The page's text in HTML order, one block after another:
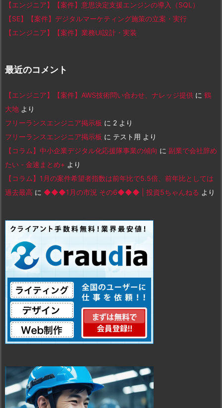
【エンジニア】【案件】意思決定支援エンジンの導入（SQL）
【SE】【案件】デジタルマーケティング施策の立案・実行
【エンジニア】【案件】業務UI設計・実装
最近のコメント
【エンジニア】【案件】AWS技術問い合わせ、ナレッジ提供 に 鶴
大地 より
フリーランスエンジニア掲示板 に 2 より
フリーランスエンジニア掲示板 に テスト用 より
【コラム】中小企業デジタル化応援隊事業の傾向 に 副業で会社辞め
たい - 金速まとめ+ より
【コラム】1月の案件希望者指数は前年比で5.5倍、前年比としては
過去最高 に ◆◆◆1月の市況 その6◆◆◆ | 投資5ちゃんねる より